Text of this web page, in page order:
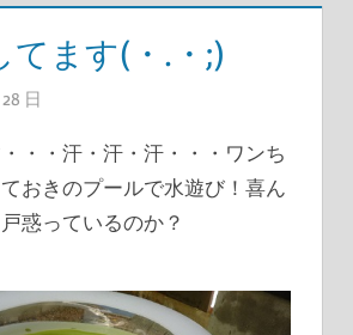
てます(・.・;)
日
・・汗・汗・汗・・・ワンち
おきのプールで水遊び！喜ん
惑っているのか？